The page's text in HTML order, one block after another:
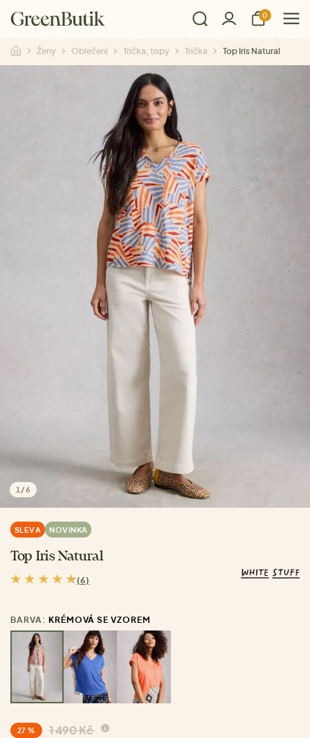
0
Ženy Oblečení Trička, topy Trička Top Iris Natural
1 /6
SLEVA NOVINKA
Top Iris Natural
(6)
BARVA: KRÉMOVÁ SE VZOREM
27 % 1 490 Kč